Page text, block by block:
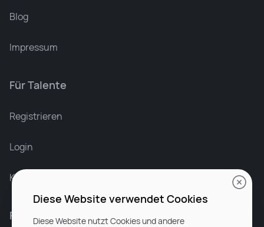
Blog
Impressum
Für Talente
Registrieren
Login
Karriere bei Rocken
Für Unternehmen
Diese Website verwendet Cookies
Diese Website nutzt Cookies und andere